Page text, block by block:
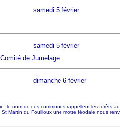
samedi 5 février
samedi 5 février
de Jumelage
dimanche 6 février
: le nom de ces communes rappellent les forêts
St Martin du Fouilloux une motte féodale nous